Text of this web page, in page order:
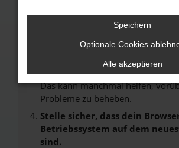
können das Laden bestimmter
verhindern. Funktioniert die Seite
anderen Browser oder in einem
Starte dein Gerät neu.
Das kann manchmal helfen,
Probleme zu beheben.
Stelle sicher, dass dein
Betriebssystem auf dem
sind.
Speichern
Optionale Cookies
Alle akzeptieren